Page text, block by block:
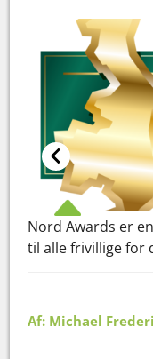
Nord Awards er
til alle frivillige for
Af: Michael